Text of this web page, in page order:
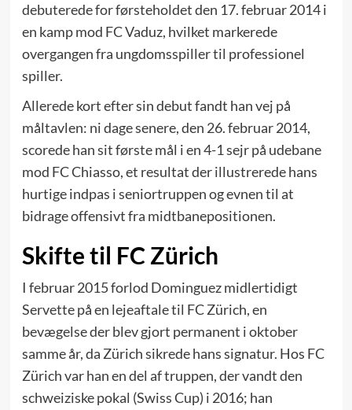
debuterede for førsteholdet den 17. februar 2014 i
en kamp mod FC Vaduz, hvilket markerede
overgangen fra ungdomsspiller til professionel
spiller.
Allerede kort efter sin debut fandt han vej på
måltavlen: ni dage senere, den 26. februar 2014,
scorede han sit første mål i en 4-1 sejr på udebane
mod FC Chiasso, et resultat der illustrerede hans
hurtige indpas i seniortruppen og evnen til at
bidrage offensivt fra midtbanepositionen.
Skifte til FC Zürich
I februar 2015 forlod Dominguez midlertidigt
Servette på en lejeaftale til FC Zürich, en
bevægelse der blev gjort permanent i oktober
samme år, da Zürich sikrede hans signatur. Hos FC
Zürich var han en del af truppen, der vandt den
schweiziske pokal (Swiss Cup) i 2016; han